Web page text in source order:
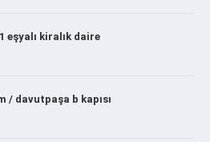
eşyalı kiralık daire
/ davutpaşa b kapısı